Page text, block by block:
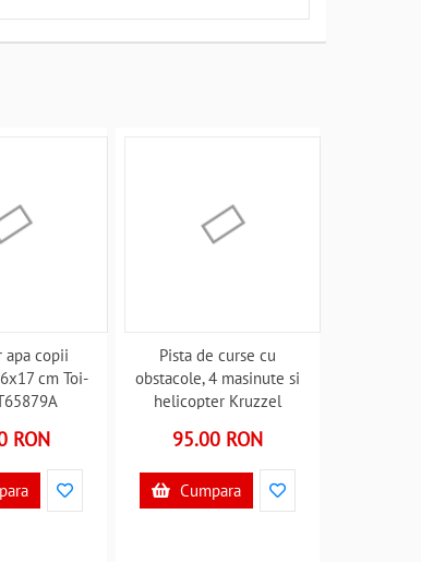
apa copii
cm Toi-
RON
Pista de curse cu
obstacole, 4 masinute si
helicopter Kruzzel
95.00 RON
Cumpara